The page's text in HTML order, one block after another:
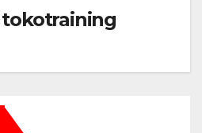
tokotraining